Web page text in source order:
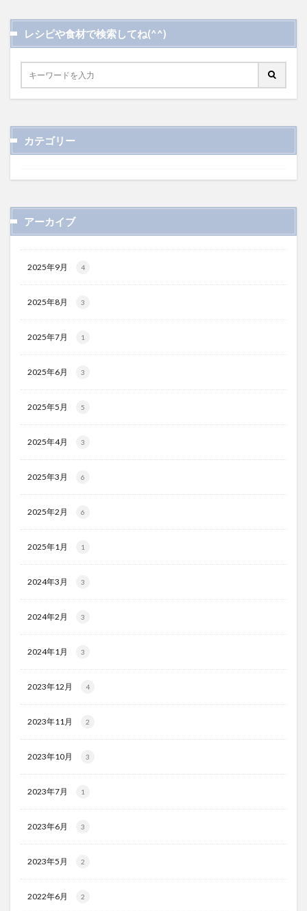
レシピや食材で検索してね(^^)
カテゴリー
アーカイブ
2025年9月 4
2025年8月 3
2025年7月 1
2025年6月 3
2025年5月 5
2025年4月 3
2025年3月 6
2025年2月 6
2025年1月 1
2024年3月 3
2024年2月 3
2024年1月 3
2023年12月 4
2023年11月 2
2023年10月 3
2023年7月 1
2023年6月 3
2023年5月 2
2022年6月 2